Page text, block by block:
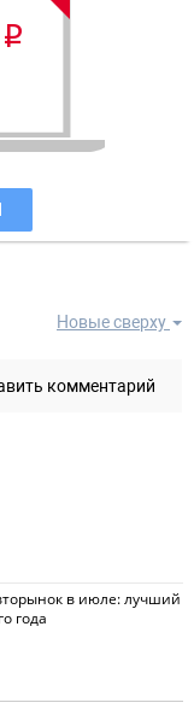
Новые сверху
комментарий
в июле: лучший
года